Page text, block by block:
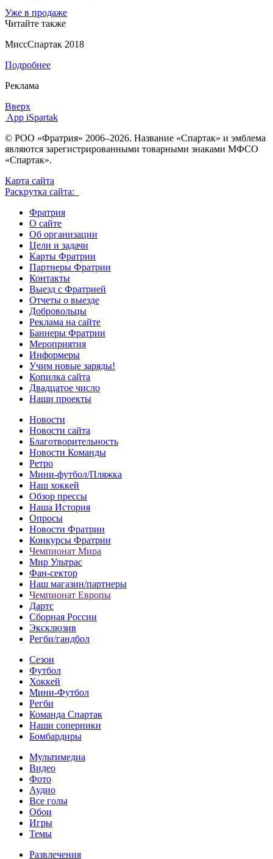
Уже в продаже
Читайте также
МиссСпартак 2018
Подробнее
Реклама
Вверх
App iSpartak
© РОО «Фратрия» 2006–2026. Название «Спартак» и эмблема
являются зарегистрированными товарными знаками МФСО
«Спартак».
Карта сайта
Раскрутка сайта:
Фратрия
О сайте
Об организации
Цели и задачи
Карты Фратрии
Партнеры Фратрии
Контакты
Выезд с Фратрией
Отчеты о выезде
Добровольцы
Реклама на сайте
Баннеры Фратрии
Мероприятия
Информеры
Учим новые заряды!
Копилка сайта
Двадцатое число
Наши проекты
Новости
Новости сайта
Благотворительность
Новости Команды
Ретро
Мини-футбол/Пляжка
Наш хоккей
Обзор прессы
Наша История
Опросы
Новости Фратрии
Конкурсы Фратрии
Чемпионат Мира
Мир Ультрас
Фан-cектор
Наш магазин/партнеры
Чемпионат Европы
Дартс
Сборная России
Эксклюзив
Регби/гандбол
Сезон
Футбол
Хоккей
Мини-Футбол
Регби
Команда Спартак
Наши соперники
Бомбардиры
Мультимедиа
Видео
Фото
Аудио
Все голы
Обои
Игры
Темы
Развлечения